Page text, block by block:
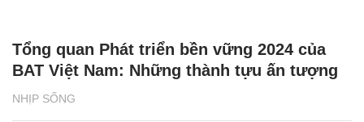
NHỊP SỐNG
Tổng quan Phát triển bền vững 2024 của
BAT Việt Nam: Những thành tựu ấn tượng